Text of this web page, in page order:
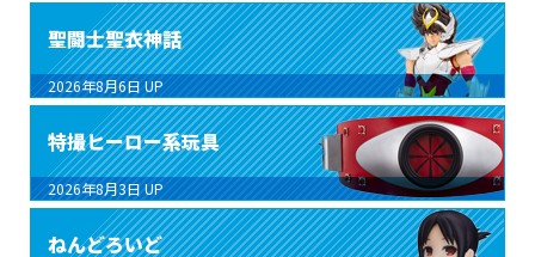
聖闘士聖衣神話
2026年8月6日 UP
特撮ヒーロー系玩具
2026年8月3日 UP
ねんどろいど